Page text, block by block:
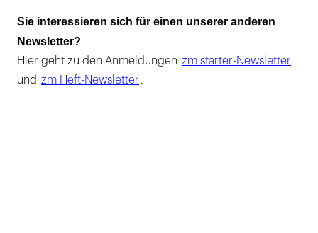
Sie interessieren sich für einen unserer anderen
Newsletter?
Hier geht zu den Anmeldungen zm starter-Newsletter
und zm Heft-Newsletter .